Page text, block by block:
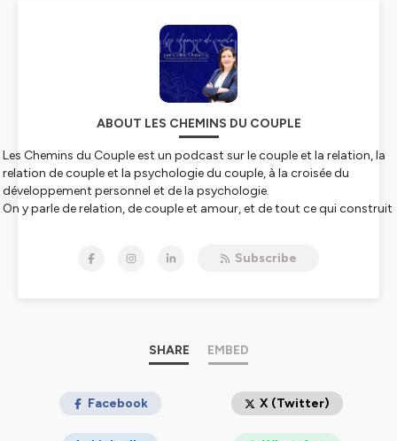
ABOUT LES CHEMINS DU COUPLE
Les Chemins du Couple est un podcast sur le couple et la relation, la
relation de couple et la psychologie du couple, à la croisée du
développement personnel et de la psychologie.
On y parle de relation, de couple et amour, et de tout ce qui construit
spécialisée dans les dynamiques de la relation amoureuse, de la
joue dans votre couple et en vous : communication dans le couple,
Subscribe
SHARE EMBED
Facebook X (Twitter)